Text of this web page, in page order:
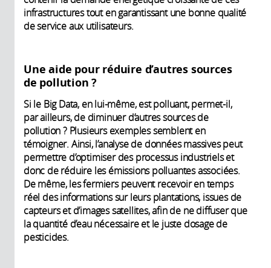
infrastructures tout en garantissant une bonne qualité
de service aux utilisateurs.
Une aide pour réduire d’autres sources
de pollution ?
Si le Big Data, en lui-même, est polluant, permet-il,
par ailleurs, de diminuer d’autres sources de
pollution ? Plusieurs exemples semblent en
témoigner. Ainsi, l’analyse de données massives peut
permettre d’optimiser des processus industriels et
donc de réduire les émissions polluantes associées.
De même, les fermiers peuvent recevoir en temps
réel des informations sur leurs plantations, issues de
capteurs et d’images satellites, afin de ne diffuser que
la quantité d’eau nécessaire et le juste dosage de
pesticides.